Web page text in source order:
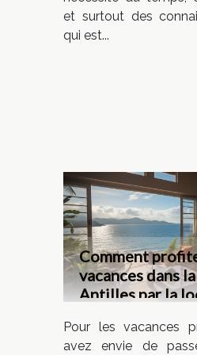
et surtout des
qui est...
Comment
vacances dans
Antilles par la
Pour les vacances
avez envie de